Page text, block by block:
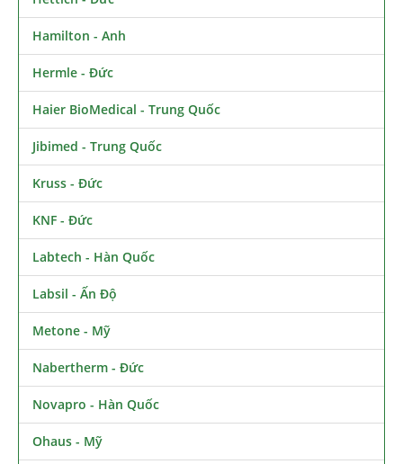
Hamilton - Anh
Hermle - Đức
Haier BioMedical - Trung Quốc
Jibimed - Trung Quốc
Kruss - Đức
KNF - Đức
Labtech - Hàn Quốc
Labsil - Ấn Độ
Metone - Mỹ
Nabertherm - Đức
Novapro - Hàn Quốc
Ohaus - Mỹ